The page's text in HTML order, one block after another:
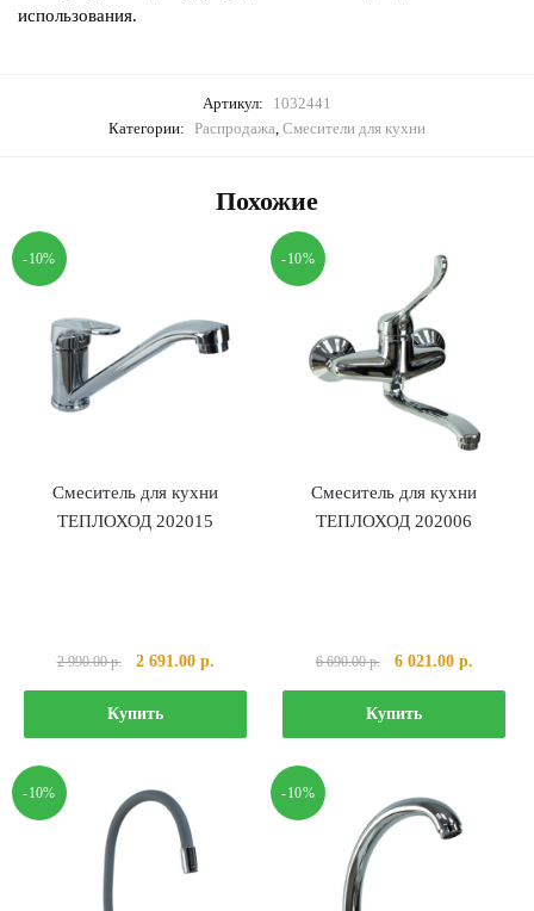
использования.
Артикул:
1032441
Категории: Распродажа Смесители для кухни
Похожие
-10%
Смеситель для кухни
ТЕПЛОХОД 202015
2 990.00р.
Первоначальная
цена
составляла
2
2 691.00 р.Текущая
цена:
691.00 р..
Купить
-10%
Смеситель для кухни
ТЕПЛОХОД 202006
6 690.00р.
Первоначальная
цена
составляла
6
6 021.00 р.Текущая
цена:
021.00
Купить
-10% -10%